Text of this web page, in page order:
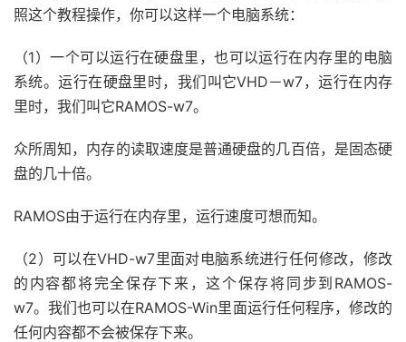
照这个教程操作，你可以这样一个电脑系统：
（1）一个可以运行在硬盘里，也可以运行在内存里的电脑
系统。运行在硬盘里时，我们叫它VHD－w7，运行在内存
里时，我们叫它RAMOS-w7。
众所周知，内存的读取速度是普通硬盘的几百倍，是固态硬
盘的几十倍。
RAMOS由于运行在内存里，运行速度可想而知。
（2）可以在VHD-w7里面对电脑系统进行任何修改，修改
的内容都将完全保存下来，这个保存将同步到RAMOS-
w7。我们也可以在RAMOS-Win里面运行任何程序，修改的
任何内容都不会被保存下来。